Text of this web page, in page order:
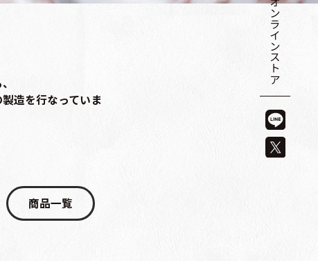
オンラインストア
造を行なっていま
商品一覧